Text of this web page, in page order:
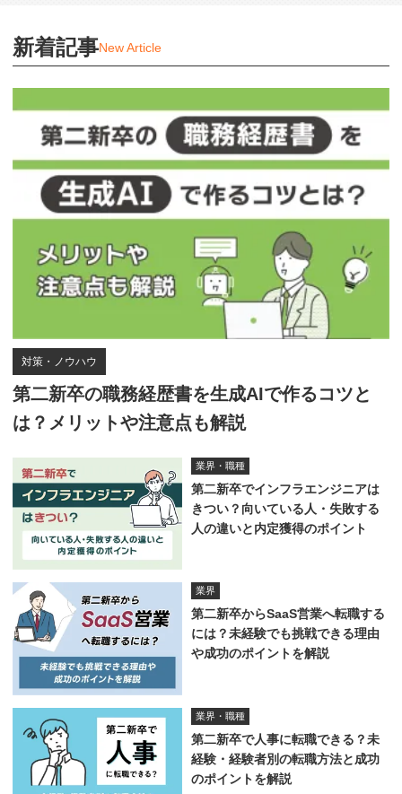
新着記事New Article
対策・ノウハウ
第二新卒の職務経歴書を生成AIで作るコツと
は？メリットや注意点も解説
業界・職種
第二新卒でインフラエンジニアは
きつい？向いている人・失敗する
人の違いと内定獲得のポイント
業界
第二新卒からSaaS営業へ転職する
には？未経験でも挑戦できる理由
や成功のポイントを解説
業界・職種
第二新卒で人事に転職できる？未
経験・経験者別の転職方法と成功
のポイントを解説